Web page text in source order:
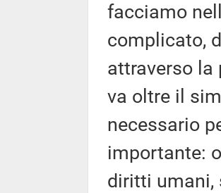
facciamo
complicato,
attraverso la
va oltre il
necessario
importante:
diritti umani,